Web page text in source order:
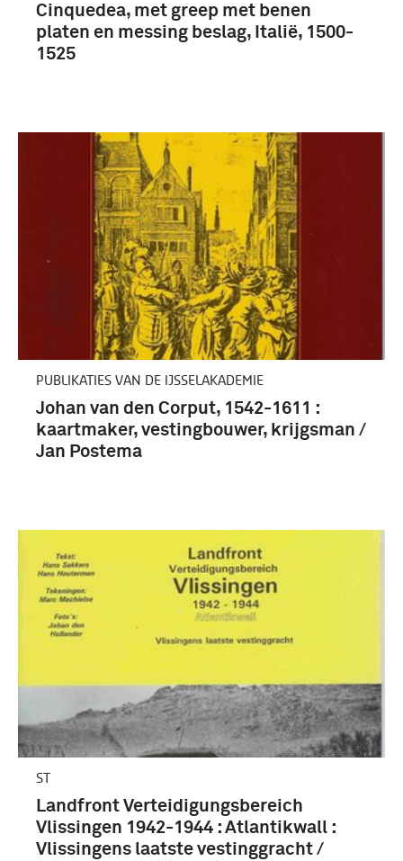
Coehoorn, Menno van (1641-1704) (4)
Hongarije, Maria van (4)
Nederland (38)
Frankrijk (16)
Europa (8)
Republiek der Verenigde Provinciën (1579-1795)
Meer
Cinquedea, met greep met benen
platen en messing beslag, Italië, 1500-
1525
PUBLIKATIES VAN DE IJSSELAKADEMIE
Johan van den Corput, 1542-1611 :
kaartmaker, vestingbouwer, krijgsman /
Jan Postema
ST
Landfront Verteidigungsbereich
Vlissingen 1942-1944 : Atlantikwall :
Vlissingens laatste vestinggracht /